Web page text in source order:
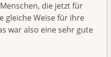
die jetzt für
gleiche Weise für ihre
war also eine sehr gute